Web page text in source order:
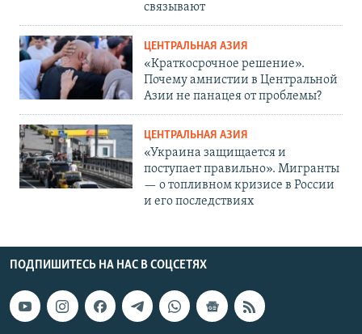
связывают
ЦЕНТРАЛЬНАЯ АЗИЯ
«Краткосрочное решение».
Почему амнистии в Центральной
Азии не панацея от проблемы?
ЦЕНТРАЛЬНАЯ АЗИЯ
«Украина защищается и
поступает правильно». Мигранты
— о топливном кризисе в России
и его последствиях
ПОДПИШИТЕСЬ НА НАС В СОЦСЕТЯХ